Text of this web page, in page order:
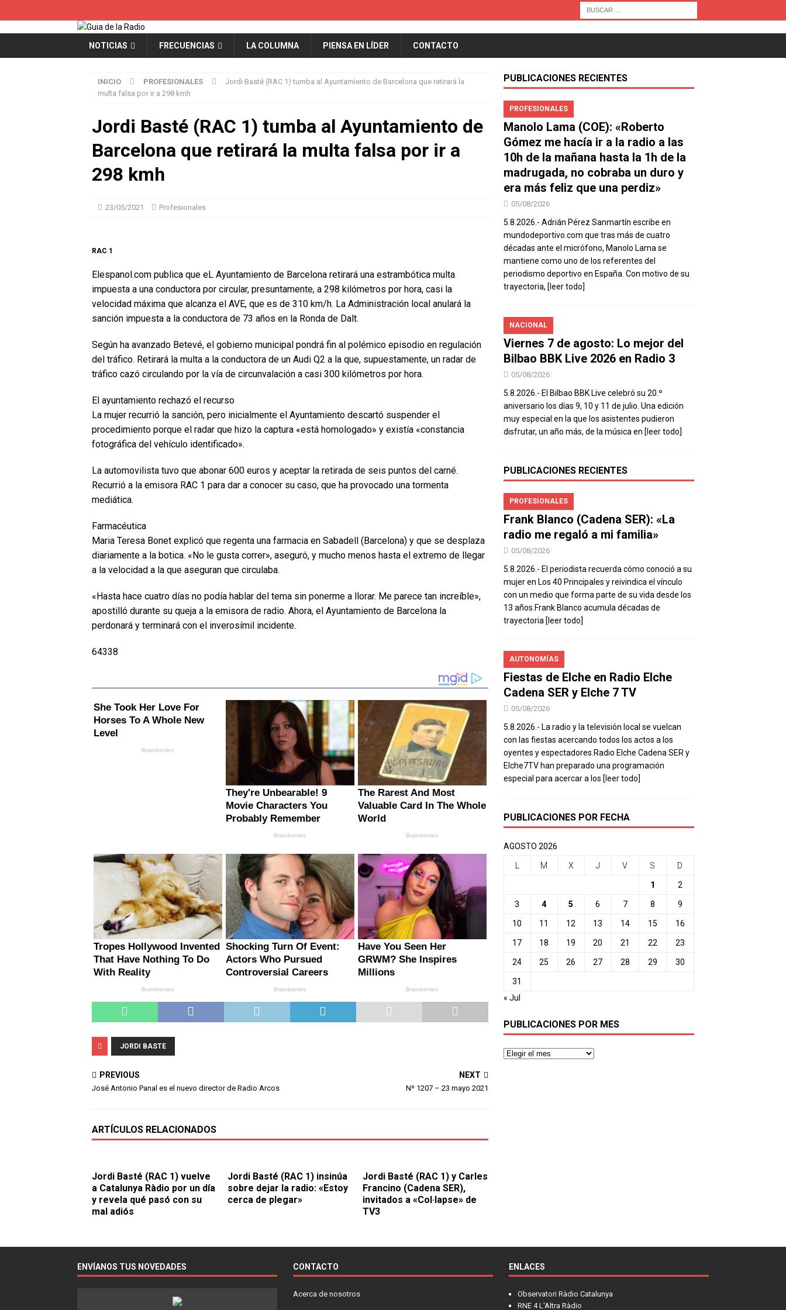
NOTICIAS FRECUENCIAS LA COLUMNA PIENSA EN LÍDER CONTACTO
INICIO PROFESIONALES
Jordi Basté (RAC 1) tumba al Ayuntamiento de Barcelona que retirará la
multa falsa por ir a 298 kmh
Jordi Basté (RAC 1) tumba al Ayuntamiento de
Barcelona que retirará la multa falsa por ir a
298 kmh
23/05/2021 Profesionales
RAC 1
Elespanol.com publica que eL Ayuntamiento de Barcelona retirará una estrambótica multa
impuesta a una conductora por circular, presuntamente, a 298 kilómetros por hora, casi la
velocidad máxima que alcanza el AVE, que es de 310 km/h. La Administración local anulará la
sanción impuesta a la conductora de 73 años en la Ronda de Dalt.
Según ha avanzado Betevé, el gobierno municipal pondrá fin al polémico episodio en regulación
del tráfico. Retirará la multa a la conductora de un Audi Q2 a la que, supuestamente, un radar de
tráfico cazó circulando por la vía de circunvalación a casi 300 kilómetros por hora.
El ayuntamiento rechazó el recurso
La mujer recurrió la sanción, pero inicialmente el Ayuntamiento descartó suspender el
procedimiento porque el radar que hizo la captura «está homologado» y existía «constancia
fotográfica del vehículo identificado».
La automovilista tuvo que abonar 600 euros y aceptar la retirada de seis puntos del carné.
Recurrió a la emisora RAC 1 para dar a conocer su caso, que ha provocado una tormenta
mediática.
Farmacéutica
Maria Teresa Bonet explicó que regenta una farmacia en Sabadell (Barcelona) y que se desplaza
diariamente a la botica. «No le gusta correr», aseguró, y mucho menos hasta el extremo de llegar
a la velocidad a la que aseguran que circulaba.
«Hasta hace cuatro días no podía hablar del tema sin ponerme a llorar. Me parece tan increíble»,
apostilló durante su queja a la emisora de radio. Ahora, el Ayuntamiento de Barcelona la
perdonará y terminará con el inverosímil incidente.
64338
JORDI BASTE
PREVIOUS
José Antonio Panal es el nuevo director de Radio Arcos
NEXT
Nº 1207 – 23 mayo 2021
ARTÍCULOS RELACIONADOS
Jordi Basté (RAC 1) vuelve
a Catalunya Ràdio por un día
y revela qué pasó con su
mal adiós
Jordi Basté (RAC 1) insinúa
sobre dejar la radio: «Estoy
cerca de plegar»
Jordi Basté (RAC 1) y Carles
Francino (Cadena SER),
invitados a «Col·lapse» de
TV3
PUBLICACIONES RECIENTES
PROFESIONALES
Manolo Lama (COE): «Roberto
Gómez me hacía ir a la radio a las
10h de la mañana hasta la 1h de la
madrugada, no cobraba un duro y
era más feliz que una perdiz»
05/08/2026
5.8.2026.- Adrián Pérez Sanmartín escribe en
mundodeportivo.com que tras más de cuatro
décadas ante el micrófono, Manolo Lama se
mantiene como uno de los referentes del
periodismo deportivo en España. Con motivo de su
trayectoria, [leer todo]
NACIONAL
Viernes 7 de agosto: Lo mejor del
Bilbao BBK Live 2026 en Radio 3
05/08/2026
5.8.2026.- El Bilbao BBK Live celebró su 20.º
aniversario los días 9, 10 y 11 de julio. Una edición
muy especial en la que los asistentes pudieron
disfrutar, un año más, de la música en [leer todo]
PUBLICACIONES RECIENTES
PROFESIONALES
Frank Blanco (Cadena SER): «La
radio me regaló a mi familia»
05/08/2026
5.8.2026.- El periodista recuerda cómo conoció a su
mujer en Los 40 Principales y reivindica el vínculo
con un medio que forma parte de su vida desde los
13 años.Frank Blanco acumula décadas de
trayectoria [leer todo]
AUTONOMÍAS
Fiestas de Elche en Radio Elche
Cadena SER y Elche 7 TV
05/08/2026
5.8.2026.- La radio y la televisión local se vuelcan
con las fiestas acercando todos los actos a los
oyentes y espectadores.Radio Elche Cadena SER y
Elche7TV han preparado una programación
especial para acercar a los [leer todo]
PUBLICACIONES POR FECHA
AGOSTO 2026
M X J V S D
1 2
3 4 5 6 7 8 9
10 11 12 13 14 15 16
17 18 19 20 21 22 23
24 25 26 27 28 29 30
31
« Jul
PUBLICACIONES POR MES
ENVÍANOS TUS NOVEDADES CONTACTO
Acerca de nosotros
ENLACES
Observatori Ràdio Catalunya
RNE 4 L'Altra Ràdio